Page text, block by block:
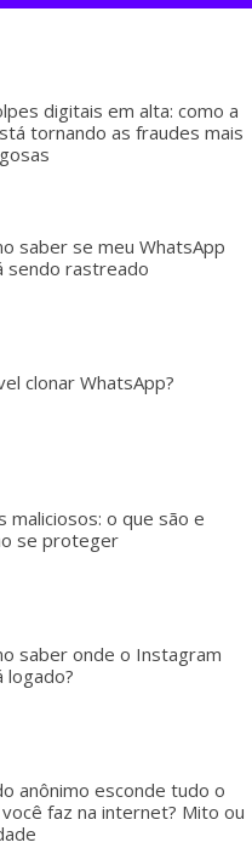
digitais em alta: como a
tornando as fraudes mais
saber se meu WhatsApp
sendo rastreado
clonar WhatsApp?
maliciosos: o que são e
se proteger
saber onde o Instagram
logado?
anônimo esconde tudo o
faz na internet? Mito ou